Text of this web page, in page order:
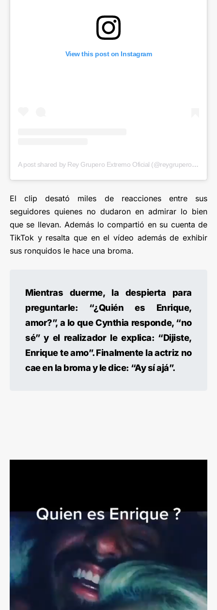
View this post on Instagram
A post shared by Rey Grupero Extremo Oficial (@reygruperomx)
El clip desató miles de reacciones entre sus
seguidores quienes no dudaron en admirar lo bien
que se llevan. Además lo compartió en su cuenta de
TikTok y resalta que en el vídeo además de exhibir
sus ronquidos le hace una broma.
Mientras duerme, la despierta para
preguntarle: “¿Quién es Enrique,
amor?”, a lo que Cynthia responde, “no
sé” y el realizador le explica: “Dijiste,
Enrique te amo”. Finalmente la actriz no
cae en la broma y le dice: “Ay sí ajá”.